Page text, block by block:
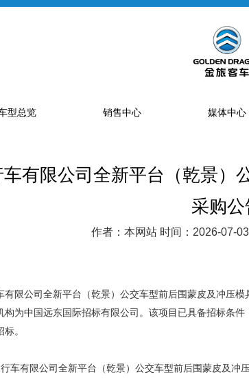
型总览 销售中心 媒体中心
公路客车 提车流程
大中巴经销商
新闻资讯
金旅专题
有限公司全新平台（乾景）
采购公
作者：本网站 时间：2026-07-
有限公司全新平台（乾景）公交车型前后围蒙皮及冲压
构为中国远东国际招标有限公司。该项目已具备招标条
。
车有限公司全新平台（乾景）公交车型前后围蒙皮及冲